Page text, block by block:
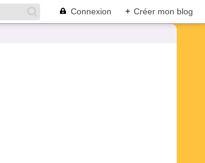
Connexion + Créer mon blog